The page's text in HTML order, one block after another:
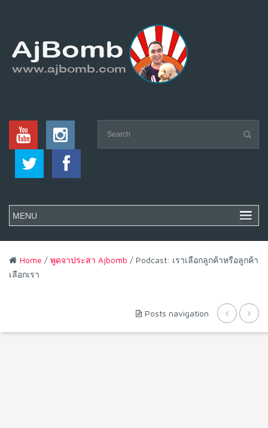
Home / พูดจาประสา Ajbomb / Podcast: เราเลือกลูกค้าหรือลูกค้า
เลือกเรา
Posts navigation